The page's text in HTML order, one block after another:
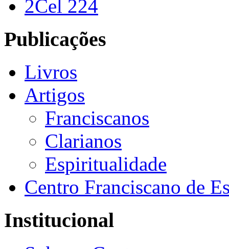
2Cel 224
Publicações
Livros
Artigos
Franciscanos
Clarianos
Espiritualidade
Centro Franciscano de
Institucional